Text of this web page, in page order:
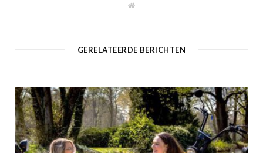
W
e
GERELATEERDE BERICHTEN